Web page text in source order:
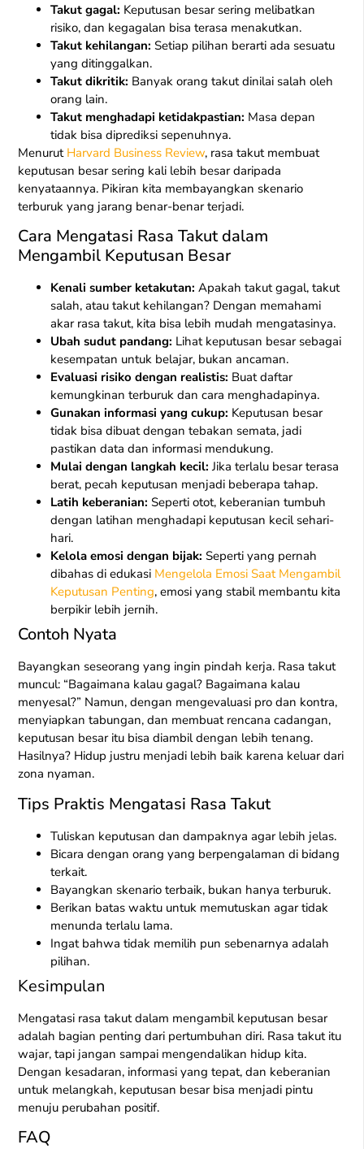
Takut gagal: Keputusan besar sering melibatkan
risiko, dan kegagalan bisa terasa menakutkan.
Takut kehilangan: Setiap pilihan berarti ada sesuatu
yang ditinggalkan.
Takut dikritik: Banyak orang takut dinilai salah oleh
orang lain.
Takut menghadapi ketidakpastian: Masa depan
tidak bisa diprediksi sepenuhnya.
Menurut Harvard Business Review, rasa takut membuat
keputusan besar sering kali lebih besar daripada
kenyataannya. Pikiran kita membayangkan skenario
terburuk yang jarang benar-benar terjadi.
Cara Mengatasi Rasa Takut dalam
Mengambil Keputusan Besar
Kenali sumber ketakutan: Apakah takut gagal, takut
salah, atau takut kehilangan? Dengan memahami
akar rasa takut, kita bisa lebih mudah mengatasinya.
Ubah sudut pandang: Lihat keputusan besar sebagai
kesempatan untuk belajar, bukan ancaman.
Evaluasi risiko dengan realistis: Buat daftar
kemungkinan terburuk dan cara menghadapinya.
Gunakan informasi yang cukup: Keputusan besar
tidak bisa dibuat dengan tebakan semata, jadi
pastikan data dan informasi mendukung.
Mulai dengan langkah kecil: Jika terlalu besar terasa
berat, pecah keputusan menjadi beberapa tahap.
Latih keberanian: Seperti otot, keberanian tumbuh
dengan latihan menghadapi keputusan kecil sehari-
hari.
Kelola emosi dengan bijak: Seperti yang pernah
dibahas di edukasi Mengelola Emosi Saat Mengambil
Keputusan Penting, emosi yang stabil membantu kita
berpikir lebih jernih.
Contoh Nyata
Bayangkan seseorang yang ingin pindah kerja. Rasa takut
muncul: “Bagaimana kalau gagal? Bagaimana kalau
menyesal?” Namun, dengan mengevaluasi pro dan kontra,
menyiapkan tabungan, dan membuat rencana cadangan,
keputusan besar itu bisa diambil dengan lebih tenang.
Hasilnya? Hidup justru menjadi lebih baik karena keluar dari
zona nyaman.
Tips Praktis Mengatasi Rasa Takut
Tuliskan keputusan dan dampaknya agar lebih jelas.
Bicara dengan orang yang berpengalaman di bidang
terkait.
Bayangkan skenario terbaik, bukan hanya terburuk.
Berikan batas waktu untuk memutuskan agar tidak
menunda terlalu lama.
Ingat bahwa tidak memilih pun sebenarnya adalah
pilihan.
Kesimpulan
Mengatasi rasa takut dalam mengambil keputusan besar
adalah bagian penting dari pertumbuhan diri. Rasa takut itu
wajar, tapi jangan sampai mengendalikan hidup kita.
Dengan kesadaran, informasi yang tepat, dan keberanian
untuk melangkah, keputusan besar bisa menjadi pintu
menuju perubahan positif.
FAQ